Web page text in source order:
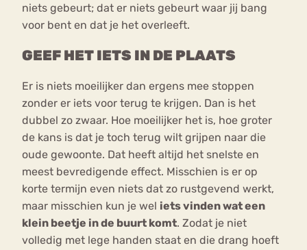
niets gebeurt; dat er niets gebeurt waar jij bang
voor bent en dat je het overleeft.
GEEF HET IETS IN DE PLAATS
Er is niets moeilijker dan ergens mee stoppen
zonder er iets voor terug te krijgen. Dan is het
dubbel zo zwaar. Hoe moeilijker het is, hoe groter
de kans is dat je toch terug wilt grijpen naar die
oude gewoonte. Dat heeft altijd het snelste en
meest bevredigende effect. Misschien is er op
korte termijn even niets dat zo rustgevend werkt,
maar misschien kun je wel iets vinden wat een
klein beetje in de buurt komt. Zodat je niet
volledig met lege handen staat en die drang hoeft